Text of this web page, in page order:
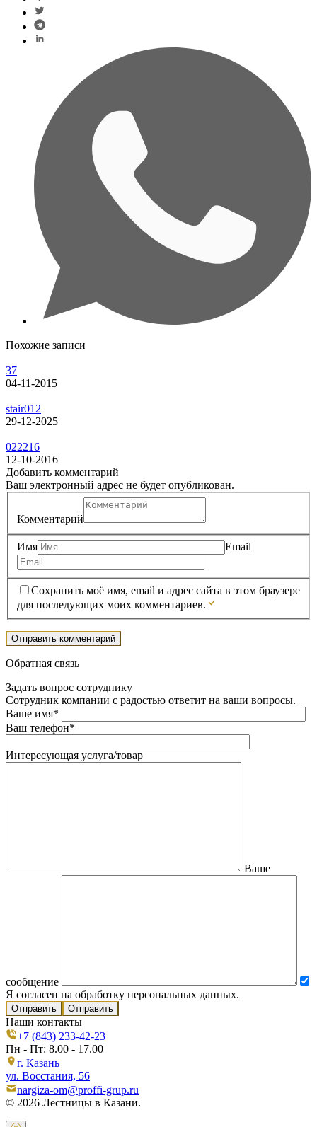
Похожие записи
37
04-11-2015
stair012
29-12-2025
022216
12-10-2016
Добавить комментарий
Ваш электронный адрес не будет опубликован.
Комментарий
Имя Email
Сохранить моё имя, email и адрес сайта в этом браузере
для последующих моих комментариев.
Обратная связь
Задать вопрос сотруднику
Сотрудник компании с радостью ответит на ваши вопросы.
Ваше имя*
Ваш телефон*
Интересующая услуга/товар
Ваше
сообщение
Я согласен на обработку персональных данных.
Отправить
Наши контакты
+7 (843) 233-42-23
Пн - Пт: 8.00 - 17.00
г. Казань
ул. Восстания, 56
nargiza-om@proffi-grup.ru
© 2026 Лестницы в Казани.